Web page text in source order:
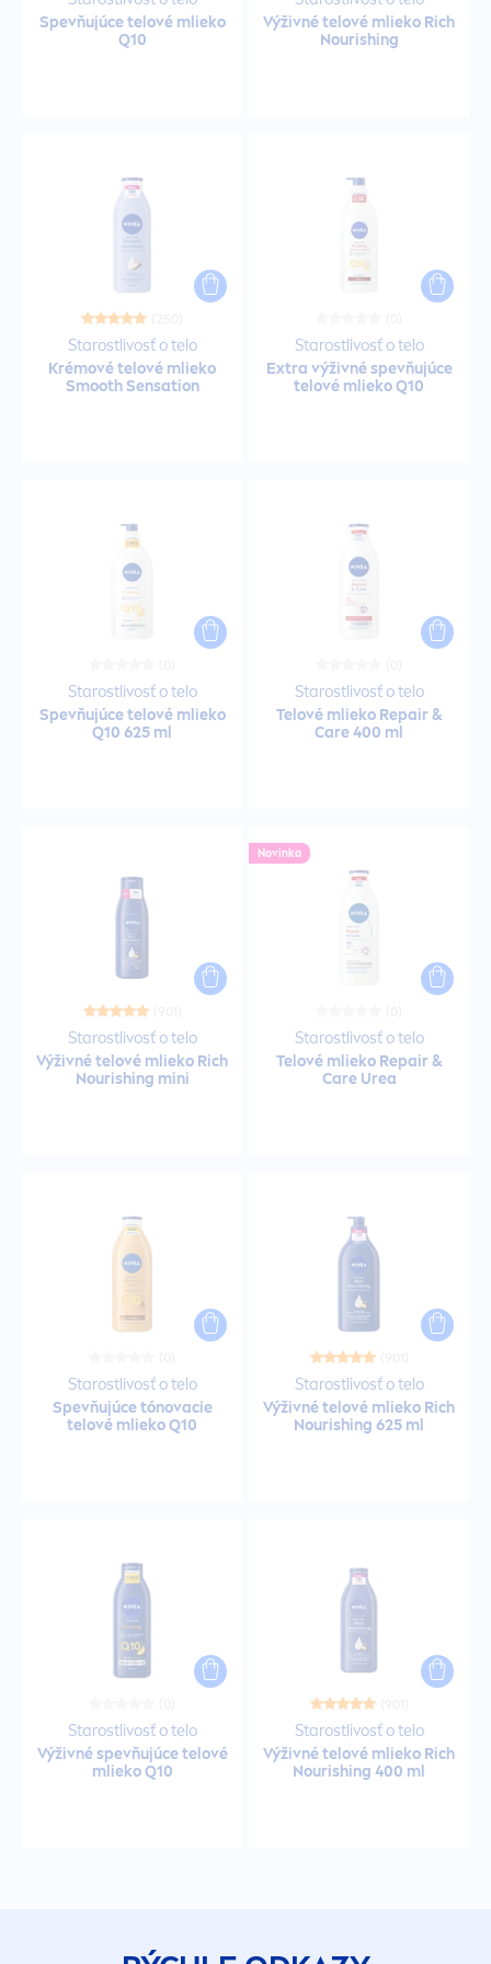
Opaľovacie krémy na tvár
Pena
Pena na holenie
Penové tužidlá
Pleťové masky
Roll-on
Šampón a kúpeľ
Šampóny pre mužov
Špeciálna starostlivosť
Spevňujúca starostlivosť
Sprej na opaľovanie
Spreje
Spreje
Starostlivosť po holení
Starostlivosť po opaľovanie
Stylingové gély pre mužov
Spevňujúce telové mlieko
Q10
Výživné telové mlieko Rich
Nourishing
Starostlivosť o telo
Krémové telové mlieko
SmoothSensation
Starostlivosť o telo
Extra výživné spevňujúce
telové mlieko Q10
Starostlivosť o telo
Spevňujúce telové mlieko
Q10 625 ml
Starostlivosť o telo
Telové mlieko Repair&
Care400 ml
Starostlivosť o telo
Výživné telové mlieko Rich
Nourishing mini
Novinka
Starostlivosť o telo
Telové mlieko Repair&
CareUrea
Starostlivosť o telo
Spevňujúce tónovacie
telové mlieko Q10
Starostlivosť o telo
Výživné telové mlieko Rich
Nourishing 625 ml
Starostlivosť o telo
Výživné spevňujúce telové
mlieko Q10
Starostlivosť o telo
Výživné telové mlieko Rich
Nourishing 400 ml